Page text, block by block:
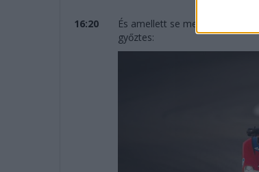
16:20
És amellett se menjünk el szó
győztes: